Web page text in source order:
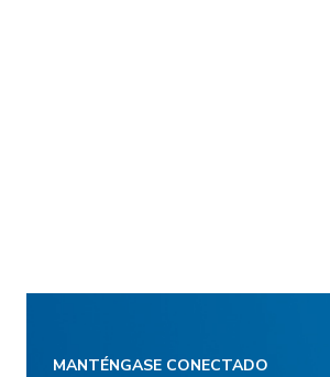
MANTÉNGASE CONECTADO